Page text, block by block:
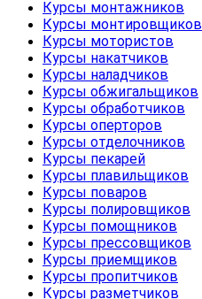
Курсы монтажников
Курсы монтировщиков
Курсы мотористов
Курсы накатчиков
Курсы наладчиков
Курсы обжигальщиков
Курсы обработчиков
Курсы оперторов
Курсы отделочников
Курсы пекарей
Курсы плавильщиков
Курсы поваров
Курсы полировщиков
Курсы помощников
Курсы прессовщиков
Курсы приемщиков
Курсы пропитчиков
Курсы разметчиков